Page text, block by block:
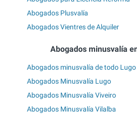
Abogados Plusvalía
Abogados Vientres de Alquiler
Abogados minusvalía
Abogados minusvalía de todo Lugo
Abogados Minusvalía Lugo
Abogados Minusvalía Viveiro
Abogados Minusvalía Vilalba